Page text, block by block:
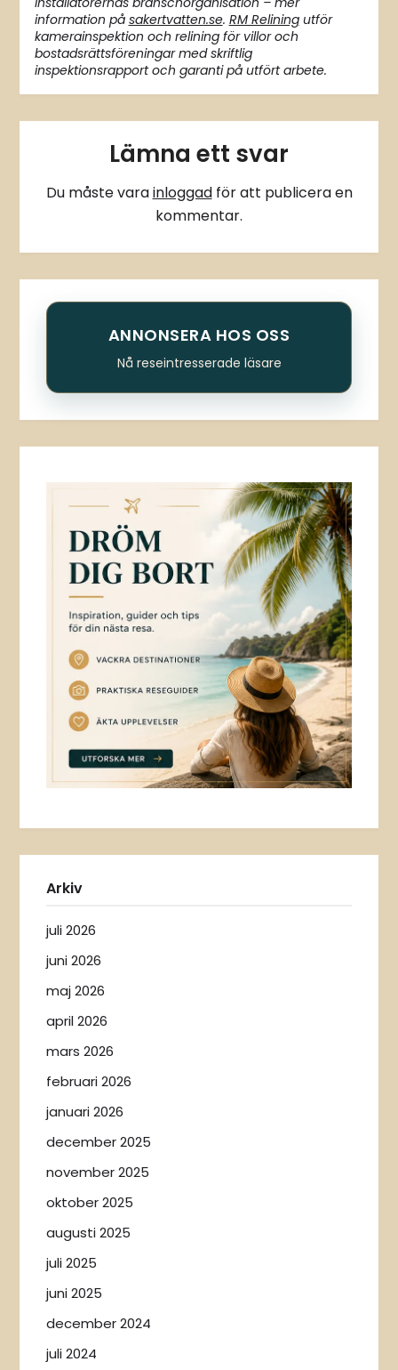
information på sakertvatten.se. RM Reliningutför
kamerainspektion och relining för villor och
bostadsrättsföreningar med skriftlig
inspektionsrapport och garanti på utfört arbete.
Lämna ett svar
Du måste varainloggadför att publicera en
kommentar.
ANNONSERA HOS OSS
Nå reseintresserade läsare
Arkiv
juli 2026
juni 2026
maj 2026
april 2026
mars 2026
februari 2026
januari 2026
december 2025
november 2025
oktober 2025
augusti 2025
juli 2025
juni 2025
december 2024
juli 2024